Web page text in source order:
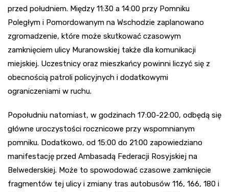
przed południem. Między 11:30 a 14:00 przy Pomniku
Poległym i Pomordowanym na Wschodzie zaplanowano
zgromadzenie, które może skutkować czasowym
zamknięciem ulicy Muranowskiej także dla komunikacji
miejskiej. Uczestnicy oraz mieszkańcy powinni liczyć się z
obecnością patroli policyjnych i dodatkowymi
ograniczeniami w ruchu.
Popołudniu natomiast, w godzinach 17:00-22:00, odbędą się
główne uroczystości rocznicowe przy wspomnianym
pomniku. Dodatkowo, od 15:00 do 21:00 zapowiedziano
manifestację przed Ambasadą Federacji Rosyjskiej na
Belwederskiej. Może to spowodować czasowe zamknięcie
fragmentów tej ulicy i zmiany tras autobusów 116, 166, 180 i